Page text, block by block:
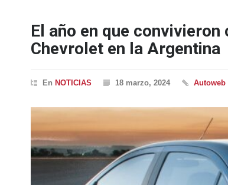
El año en que
Chevrolet en la Argentina
En NOTICIAS 18 marzo, 2024 Autoweb